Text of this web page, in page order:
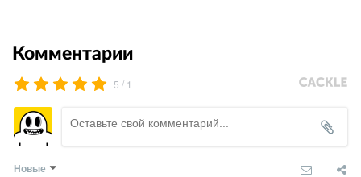
Комментарии
5 / 1
Новые